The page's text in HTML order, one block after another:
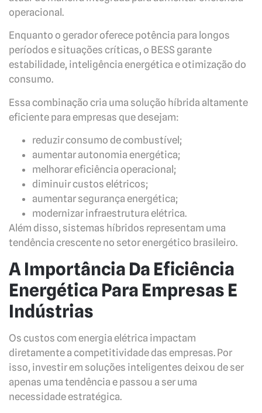
operacional.
Enquanto o gerador oferece potência para longos
períodos e situações críticas, o BESS garante
estabilidade, inteligência energética e otimização do
consumo.
Essa combinação cria uma solução híbrida altamente
eficiente para empresas que desejam:
reduzir consumo de combustível;
aumentar autonomia energética;
melhorar eficiência operacional;
diminuir custos elétricos;
aumentar segurança energética;
modernizar infraestrutura elétrica.
Além disso, sistemas híbridos representam uma
tendência crescente no setor energético brasileiro.
A Importância Da Eficiência
Energética Para Empresas E
Indústrias
Os custos com energia elétrica impactam
diretamente a competitividade das empresas. Por
isso, investir em soluções inteligentes deixou de ser
apenas uma tendência e passou a ser uma
necessidade estratégica.